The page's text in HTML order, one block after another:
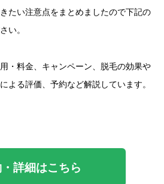
たい注意点をまとめましたので下記の
い。
・料金、キャンペーン、脱毛の効果や
よる評価、予約など解説しています。
詳細はこちら